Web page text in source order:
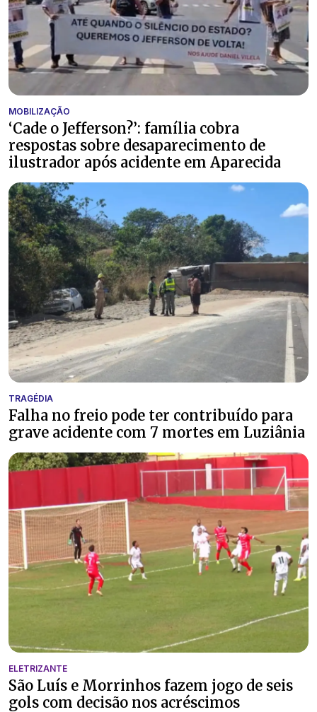
MOBILIZAÇÃO
‘Cade o Jefferson?’: família cobra
respostas sobre desaparecimento de
ilustrador após acidente em Aparecida
TRAGÉDIA
Falha no freio pode ter contribuído para
grave acidente com 7 mortes em Luziânia
ELETRIZANTE
São Luís e Morrinhos fazem jogo de seis
gols com decisão nos acréscimos